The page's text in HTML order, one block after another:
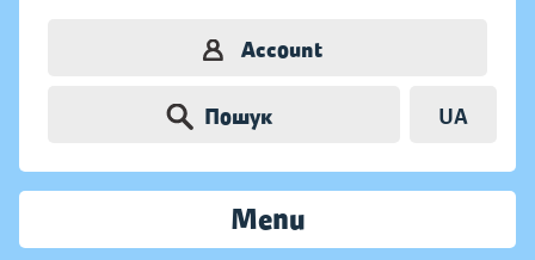
Account
Пошук UA
Menu